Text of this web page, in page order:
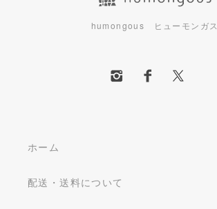
humongous ヒューモンガス
ホーム
配送・送料について